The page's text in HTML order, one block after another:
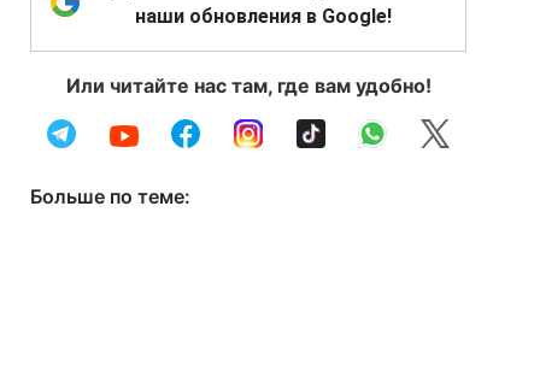
наши обновления в Google!
Или читайте нас там, где вам удобно!
Больше по теме: